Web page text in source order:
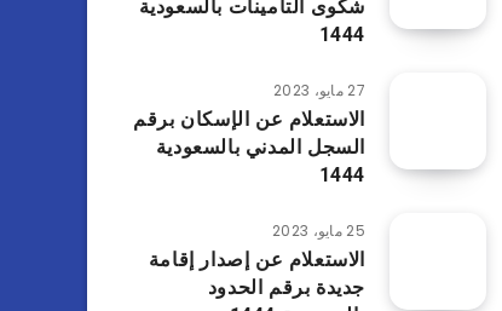
شكوى التامينات بالسعودية
1444
27 مايو، 2023
الاستعلام عن الإسكان برقم
السجل المدني بالسعودية
1444
25 مايو، 2023
الاستعلام عن إصدار إقامة
جديدة برقم الحدود